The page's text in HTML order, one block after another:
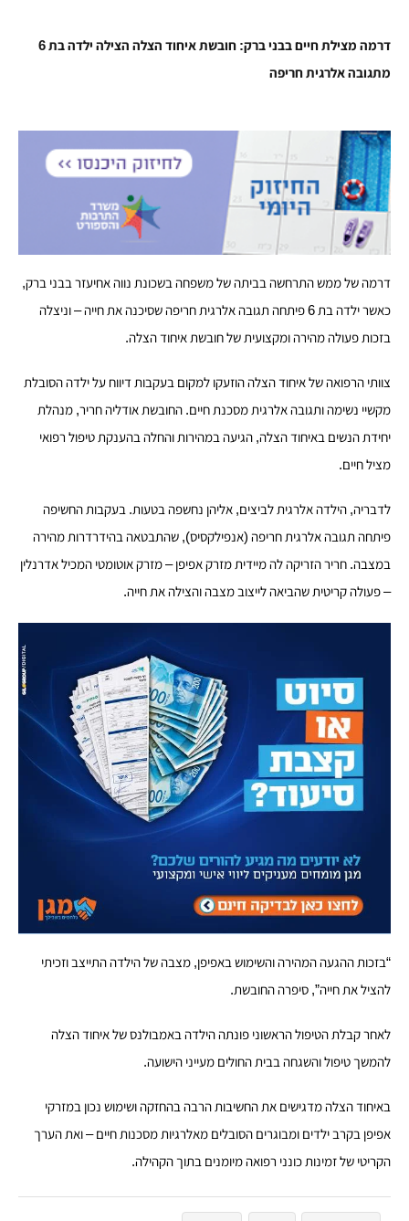
דרמה מצילת חיים בבני ברק: חובשת איחוד הצלה הצילה ילדה בת 6
מתגובה אלרגית חריפה
דרמה של ממש התרחשה בביתה של משפחה בשכונת נווה אחיעזר בבני ברק,
כאשר ילדה בת 6 פיתחה תגובה אלרגית חריפה שסיכנה את חייה – וניצלה
בזכות פעולה מהירה ומקצועית של חובשת איחוד הצלה.
צוותי הרפואה של איחוד הצלה הוזעקו למקום בעקבות דיווח על ילדה הסובלת
מקשיי נשימה ותגובה אלרגית מסכנת חיים. החובשת אודליה חריר, מנהלת
יחידת הנשים באיחוד הצלה, הגיעה במהירות והחלה בהענקת טיפול רפואי
מציל חיים.
לדבריה, הילדה אלרגית לביצים, אליהן נחשפה בטעות. בעקבות החשיפה
פיתחה תגובה אלרגית חריפה (אנפילקסיס), שהתבטאה בהידרדרות מהירה
במצבה. חריר הזריקה לה מיידית מזרק אפיפן – מזרק אוטומטי המכיל אדרנלין
– פעולה קריטית שהביאה לייצוב מצבה והצילה את חייה.
“בזכות ההגעה המהירה והשימוש באפיפן, מצבה של הילדה התייצב וזכיתי
להציל את חייה”, סיפרה החובשת.
לאחר קבלת הטיפול הראשוני פונתה הילדה באמבולנס של איחוד הצלה
להמשך טיפול והשגחה בבית החולים מעייני הישועה.
באיחוד הצלה מדגישים את החשיבות הרבה בהחזקה ושימוש נכון במזרקי
אפיפן בקרב ילדים ומבוגרים הסובלים מאלרגיות מסכנות חיים – ואת הערך
הקריטי של זמינות כונני רפואה מיומנים בתוך הקהילה.